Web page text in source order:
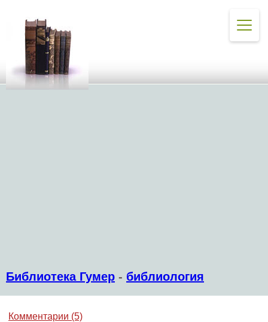
Библиотека Гумер - библиология
Комментарии (5)